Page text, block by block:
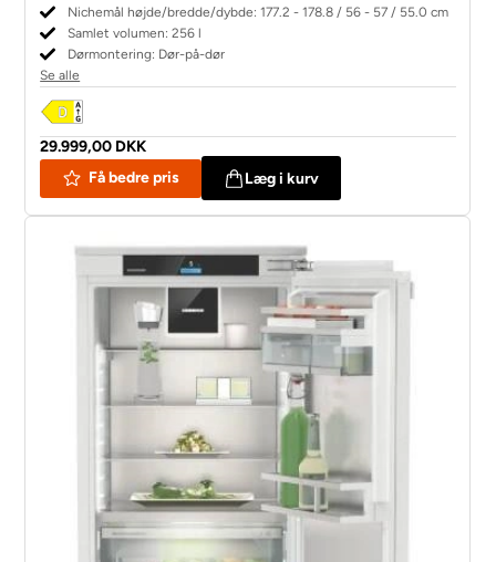
Nichemål højde/bredde/dybde: 177.2 - 178.8 / 56 - 57 / 55.0 cm
Samlet volumen: 256 l
Dørmontering: Dør-på-dør
Se alle
29.999,00 DKK
Få bedre pris
Læg i kurv